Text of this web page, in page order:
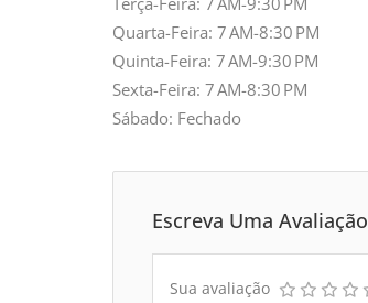
Quarta-Feira: 7 AM-8:30 PM
Quinta-Feira: 7 AM-9:30 PM
Sexta-Feira: 7 AM-8:30 PM
Sábado: Fechado
Escreva Uma Avaliação
Sua avaliação